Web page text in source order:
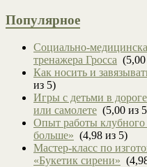
Популярное
Социально-
тренажера Гросса
Как носить и
из 5)
Игры с детьми в
или самолете (5,00 из
Опыт работы
больше» (4,98 из 5)
Мастер-класс по
«Букетик сирени»